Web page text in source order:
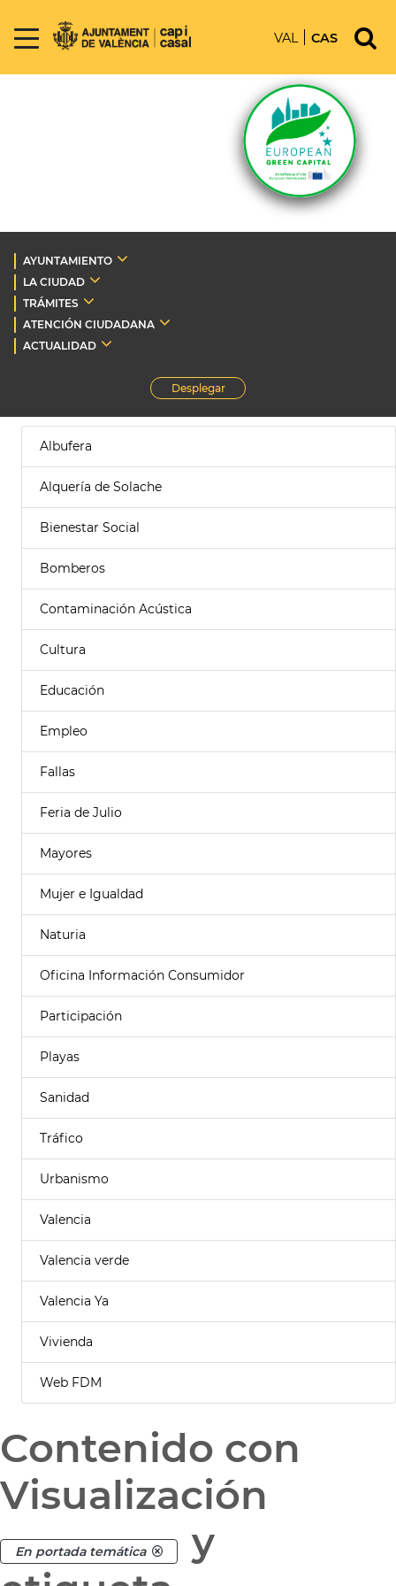
VAL CAS
AYUNTAMIENTO
LA CIUDAD
TRÁMITES
ATENCIÓN CIUDADANA
ACTUALIDAD
Desplegar
Albufera
Alquería de Solache
Bienestar Social
Bomberos
Contaminación Acústica
Cultura
Educación
Empleo
Fallas
Feria de Julio
Mayores
Mujer e Igualdad
Naturia
Oficina Información Consumidor
Participación
Playas
Sanidad
Tráfico
Urbanismo
Valencia
Valencia verde
Valencia Ya
Vivienda
Web FDM
Contenido con
Visualización
En portada temática
y